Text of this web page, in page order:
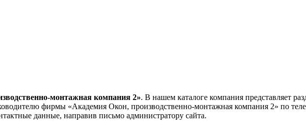
монтажная компания 2». В нашем каталоге компания представляет
фирмы «Академия Окон, производственно-монтажная компания 2» по
данные, направив письмо администратору сайта.